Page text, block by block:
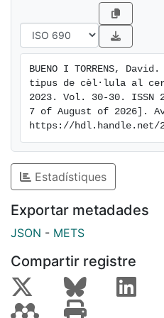
anglesos, italians, danesos i
descobert un nou tipus de
afegeix encara més
d'aquestes noves cèl·lules
com es relacionen les
neurones i com
aprenentatges i la
originar algunes malalties
Parkinson.
BUENO I TORRENS,
tipus de cèl·lula al
2023. Vol. 30-30. ISSN
7 of August of 2026].
https://hdl.handle.net/
Estadístiques
Exportar metadades
JSON - METS
Compartir registre